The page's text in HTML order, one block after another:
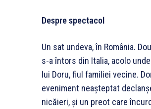
Despre spectacol
Un sat undeva, în România.
s-a întors din Italia, acolo
lui Doru, fiul familiei vecine.
eveniment neașteptat
nicăieri, și un preot care